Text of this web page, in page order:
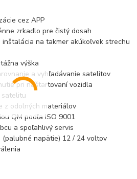
cez APP
zrkadlo pre čistý dosah
na takmer akúkoľvek strechu
výška
a vyhľadávanie satelitov
pri naštartovaní vozidla
satelitu
z odolných materiálov
QM podľa ISO 9001
a spoľahlivý servis
(palubné napätie) 12 / 24 voltov